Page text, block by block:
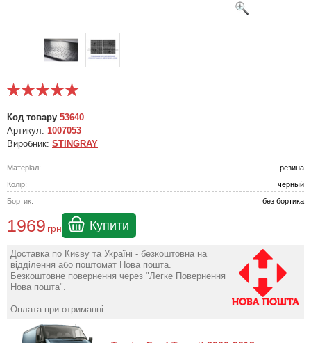
Код товару 53640
Артикул: 1007053
Виробник: STINGRAY
Матеріал:
резина
Колір:
черный
Бортик:
без бортика
1969 грн Купити
Доставка по Києву та Україні - безкоштовна на
відділення або поштомат Нова пошта.
Безкоштовне повернення через "Легке Повернення
Нова пошта".
Оплата при отриманні.